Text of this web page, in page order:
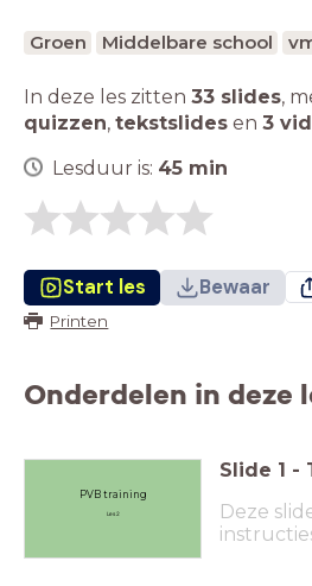
Groen Middelbare school
In deze les zitten 33 slides,
quizzen, tekstslides en 3
Lesduur is: 45 min
Start les Bewaar
Printen
Onderdelen in deze
PVB training
Les 2
Slide 1 -
Deze